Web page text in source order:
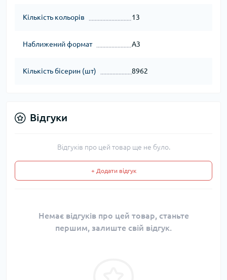
Кількість кольорів 13
Наближений формат А3
Кількість бісерин (шт) 8962
Відгуки
Відгуків про цей товар ще не було.
+ Додати відгук
Немає відгуків про цей товар, станьте
першим, залиште свій відгук.